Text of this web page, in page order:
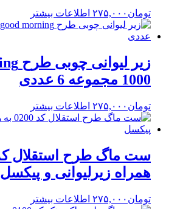
تومان ۲۷۵,۰۰۰ اطلاعات بیشتر
1000 مجموعه 6 عددی
تومان ۲۷۵,۰۰۰ اطلاعات بیشتر
همراه زیرلیوانی و پیکسل
تومان ۲۷۵,۰۰۰ اطلاعات بیشتر